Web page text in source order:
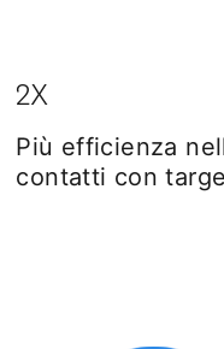
2X
Più efficienza
contatti con